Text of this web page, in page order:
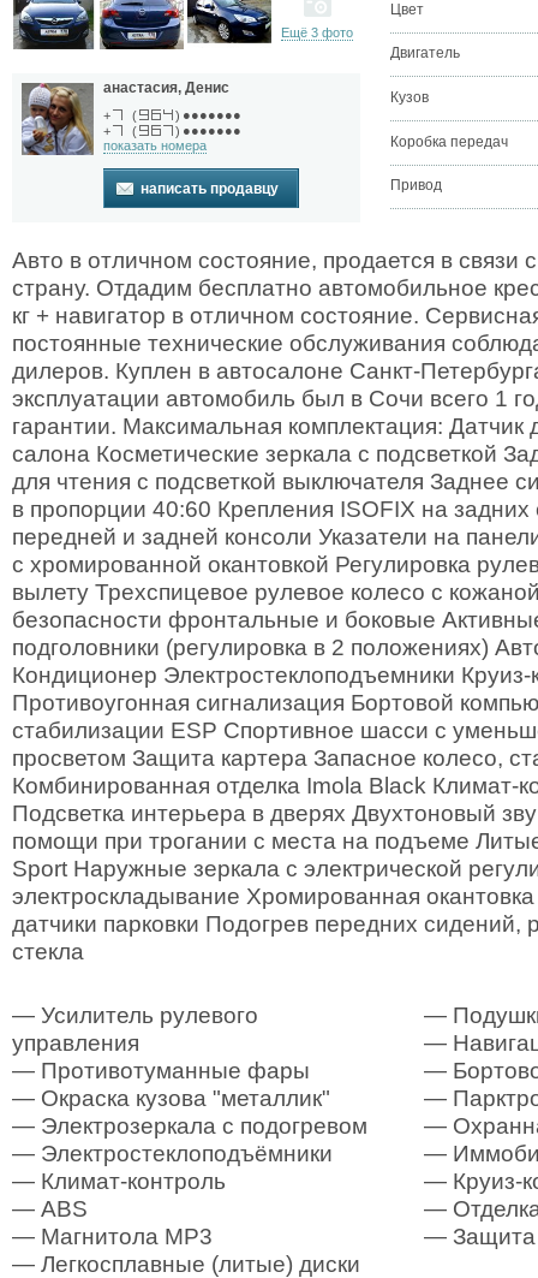
Ещё 3 фото
анастасия, Денис
+ ( ) ●●●●●●●
+
( ) ●●●●●●●
показать номера
написать продавцу
Цвет
Двигатель
Кузов
Коробка передач
Привод
Авто в отличном состояние, продается в связи
страну. Отдадим бесплатно автомобильное
кг + навигатор в отличном состояние.
постоянные технические обслуживания
дилеров. Куплен в автосалоне Санкт-
эксплуатации автомобиль был в Сочи всего 1
гарантии. Максимальная комплектация: Датчик
салона Косметические зеркала с подсветкой
для чтения с подсветкой выключателя Заднее
в пропорции 40:60 Крепления ISOFIX на задних
передней и задней консоли Указатели на
с хромированной окантовкой Регулировка
вылету Трехспицевое рулевое колесо с
безопасности фронтальные и боковые
подголовники (регулировка в 2 положениях)
Кондиционер Электростеклоподъемники Круиз-
Противоугонная сигнализация Бортовой
стабилизации ESP Спортивное шасси с
просветом Защита картера Запасное колесо,
Комбинированная отделка Imola Black Климат-
Подсветка интерьера в дверях Двухтоновый
помощи при трогании с места на подъеме
Sport Наружные зеркала с электрической
электроскладывание Хромированная
датчики парковки Подогрев передних сидений,
стекла
— Усилитель рулевого
управления
— Противотуманные фары
— Окраска кузова "металлик"
— Электрозеркала с подогревом
— Электростеклоподъёмники
— Климат-контроль
— ABS
— Магнитола MP3
— Легкосплавные (литые) диски
—
—
—
—
—
—
— Круиз-
—
— Защита